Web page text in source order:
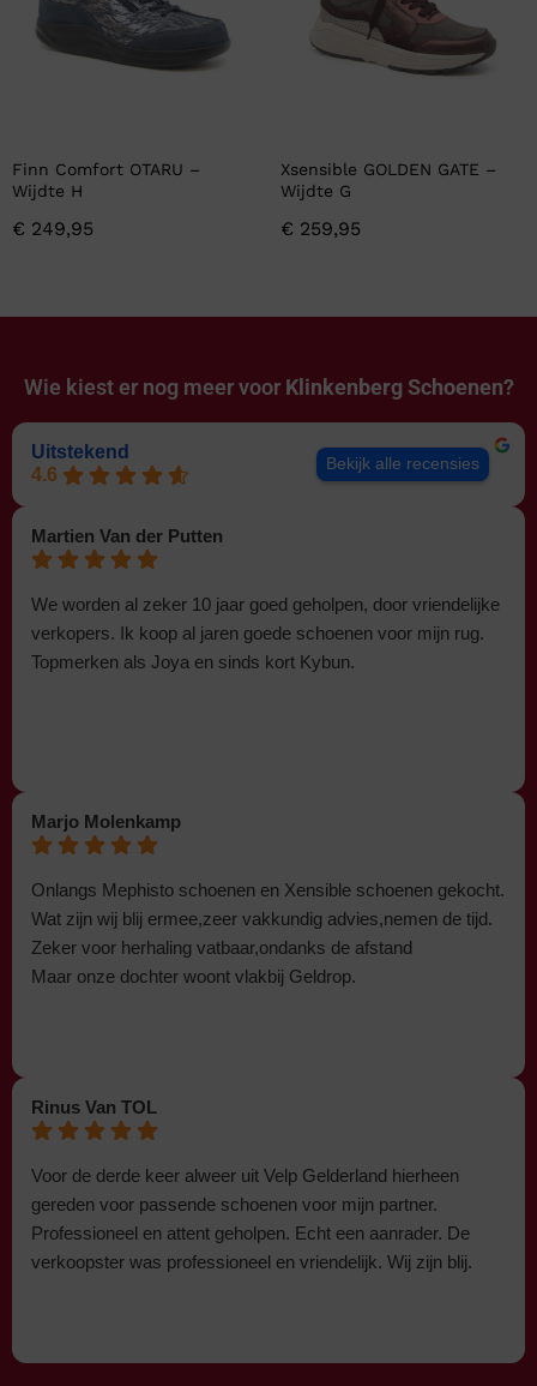
Finn Comfort OTARU –
Wijdte H
€ 249,95
Xsensible GOLDEN GATE –
Wijdte G
€ 259,95
Wie kiest er nog meer voor Klinkenberg Schoenen?
Uitstekend
4.6
Bekijk alle recensies
Martien Van der Putten
We worden al zeker 10 jaar goed geholpen, door vriendelijke
verkopers. Ik koop al jaren goede schoenen voor mijn rug.
Topmerken als Joya en sinds kort Kybun.
Marjo Molenkamp
Onlangs Mephisto schoenen en Xensible schoenen gekocht.
Wat zijn wij blij ermee,zeer vakkundig advies,nemen de tijd.
Zeker voor herhaling vatbaar,ondanks de afstand
Maar onze dochter woont vlakbij Geldrop.
Rinus Van TOL
Voor de derde keer alweer uit Velp Gelderland hierheen
gereden voor passende schoenen voor mijn partner.
Professioneel en attent geholpen. Echt een aanrader. De
verkoopster was professioneel en vriendelijk. Wij zijn blij.